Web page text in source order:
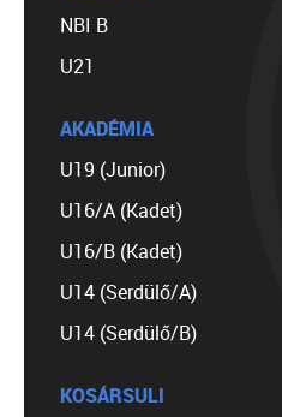
NBI B
U21
AKADÉMIA
U19 (Junior)
U16/A (Kadet)
U16/B (Kadet)
U14 (Serdülő/A)
U14 (Serdülő/B)
KOSÁRSULI